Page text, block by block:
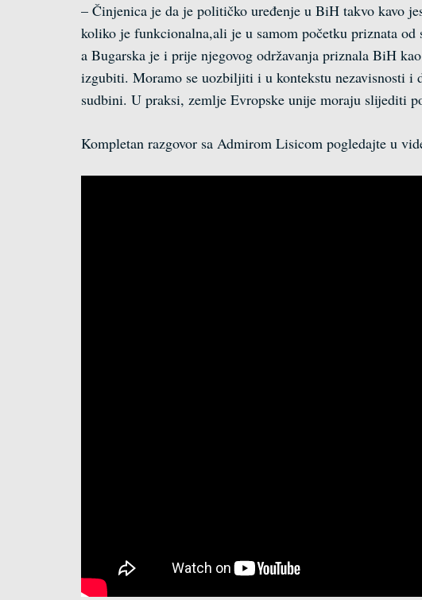
– Činjenica je da je političko uređenje u BiH takvo kavo
koliko je funkcionalna,ali je u samom početku priznata
a Bugarska je i prije njegovog održavanja priznala BiH
izgubiti. Moramo se uozbiljiti i u kontekstu nezavisnosti i
sudbini. U praksi, zemlje Evropske unije moraju slijediti
Kompletan razgovor sa Admirom Lisicom pogledajte u